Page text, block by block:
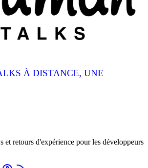
À DISTANCE, UNE
et retours d'expérience pour les développeurs